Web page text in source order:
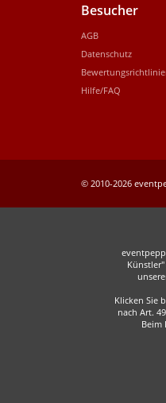
Besucher
AGB
Datenschutz
Hilfe/FAQ
© 2010-2026
Klicken Sie
nach Art.
Beim